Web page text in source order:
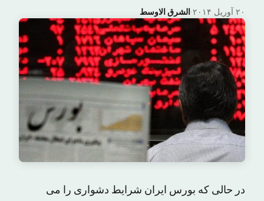
الشرق الاوسط· ۲۰ آوریل ۲۰۱۴
در حالی که بورس ایران شرایط دشواری را می